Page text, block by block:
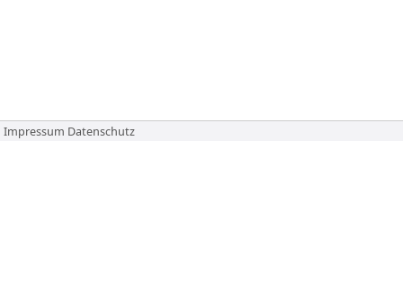
Impressum Datenschutz